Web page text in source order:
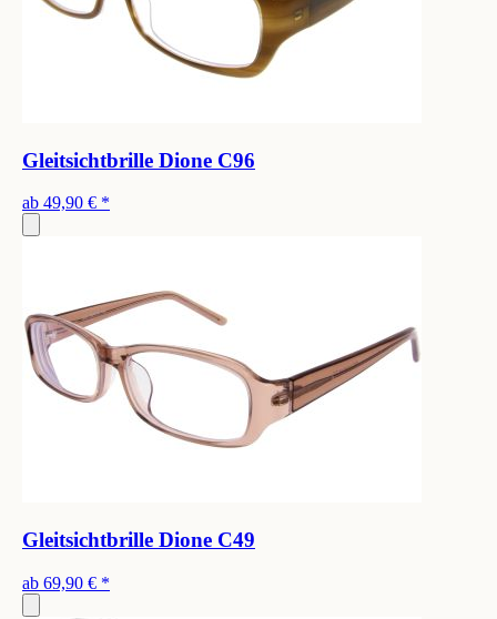
Gleitsichtbrille Dione C96
ab 49,90 € *
Gleitsichtbrille Dione C49
ab 69,90 € *